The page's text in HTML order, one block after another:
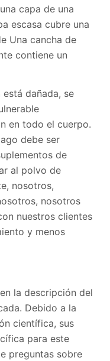
capa de una
escasa cubre una
Una cancha de
contiene un
dañada, se
en todo el cuerpo.
debe ser
de
al polvo de
nosotros,
nosotros
nuestros clientes
y menos
la descripción del
Debido a la
científica, sus
para este
preguntas sobre